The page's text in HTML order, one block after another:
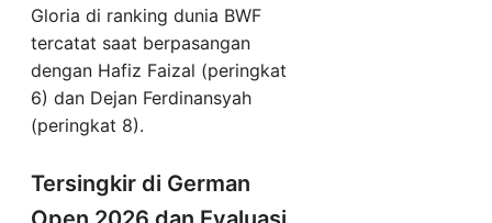
Gloria di ranking dunia BWF
tercatat saat berpasangan
dengan Hafiz Faizal (peringkat
6) dan Dejan Ferdinansyah
(peringkat 8).
Tersingkir di German